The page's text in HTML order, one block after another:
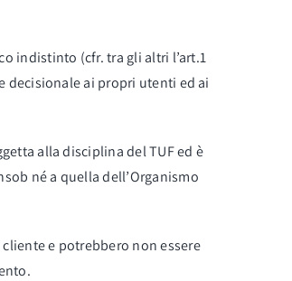
indistinto (cfr. tra gli altri l’art.1
decisionale ai propri utenti ed ai
alla disciplina del TUF ed è
né a quella dell’Organismo
e potrebbero non essere